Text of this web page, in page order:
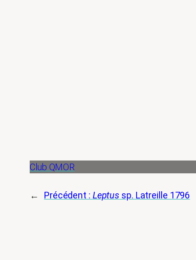
Club QMOR
← Précédent : Leptus sp. Latreille 1796